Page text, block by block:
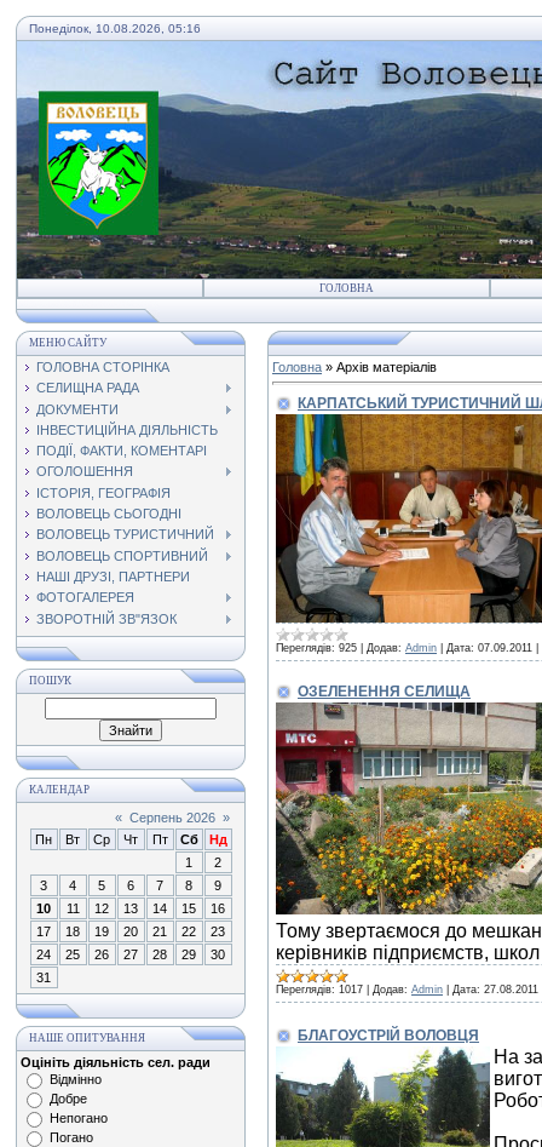
Понеділок, 10.08.2026, 05:16
ГОЛОВНА
МЕНЮ САЙТУ
ГОЛОВНА СТОРІНКА
СЕЛИЩНА РАДА
ДОКУМЕНТИ
ІНВЕСТИЦІЙНА ДІЯЛЬНІСТЬ
ПОДІЇ, ФАКТИ, КОМЕНТАРІ
ОГОЛОШЕННЯ
ІСТОРІЯ, ГЕОГРАФІЯ
ВОЛОВЕЦЬ СЬОГОДНІ
ВОЛОВЕЦЬ ТУРИСТИЧНИЙ
ВОЛОВЕЦЬ СПОРТИВНИЙ
НАШІ ДРУЗІ, ПАРТНЕРИ
ФОТОГАЛЕРЕЯ
ЗВОРОТНІЙ ЗВ"ЯЗОК
ПОШУК
КАЛЕНДАР
« Серпень 2026 »
Пн
Вт Ср Чт Пт Сб
Нд
1
2
3
4 5 6 7 8
9
10
11 12 13 14 15
16
17
18 19 20 21 22
23
24
25 26 27 28 29
30
31
НАШЕ ОПИТУВАННЯ
Оцініть діяльність сел. ради
Відмінно
Добре
Непогано
Погано
Головна » Архів матеріалів
КАРПАТСЬКИЙ ТУРИСТИЧНИЙ
Переглядів: 925 Додав: Admin Дата: 07.09.2011
ОЗЕЛЕНЕННЯ СЕЛИЩА
Тому звертаємося до
керівників підприємств,
Переглядів: 1017 Додав: Admin Дата: 27.08.2011
БЛАГОУСТРІЙ ВОЛОВЦЯ
На